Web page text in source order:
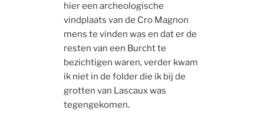
hier een archeologische
vindplaats van de Cro Magnon
mens te vinden was en dat er de
resten van een Burcht te
bezichtigen waren, verder kwam
ik niet in de folder die ik bij de
grotten van Lascaux was
tegengekomen.